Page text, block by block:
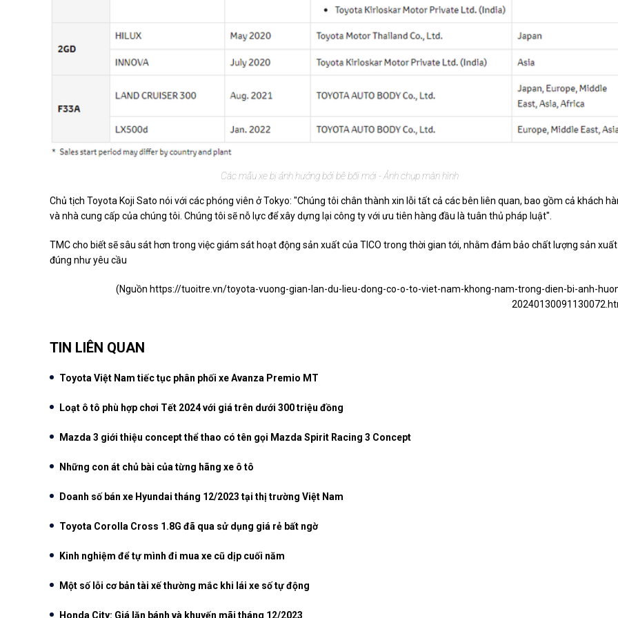
Các mẫu xe bị ảnh hưởng bởi bê bối mới - Ảnh chụp màn hình
Chủ tịch Toyota Koji Sato nói với các phóng viên ở Tokyo: "Chúng tôi chân thành xin lỗi tất cả các bên liên quan, bao gồm cả khách
và nhà cung cấp của chúng tôi. Chúng tôi sẽ nỗ lực để xây dựng lại công ty với ưu tiên hàng đầu là tuân thủ pháp luật".
TMC cho biết sẽ sâu sát hơn trong việc giám sát hoạt động sản xuất của TICO trong thời gian tới, nhằm đảm bảo chất lượng sản xuất
đúng như yêu cầu
(Nguồn https://tuoitre.vn/toyota-vuong-gian-lan-du-lieu-dong-co-o-to-viet-nam-khong-nam-trong-dien-bi-anh-
TIN LIÊN QUAN
Toyota Việt Nam tiếc tục phân phối xe Avanza Premio MT
Loạt ô tô phù hợp chơi Tết 2024 với giá trên dưới 300 triệu đồng
Mazda 3 giới thiệu concept thể thao có tên gọi Mazda Spirit Racing 3 Concept
Những con át chủ bài của từng hãng xe ô tô
Doanh số bán xe Hyundai tháng 12/2023 tại thị trường Việt Nam
Toyota Corolla Cross 1.8G đã qua sử dụng giá rẻ bất ngờ
Kinh nghiệm để tự mình đi mua xe cũ dịp cuối năm
Một số lỗi cơ bản tài xế thường mắc khi lái xe số tự động
Honda City: Giá lăn bánh và khuyến mãi tháng 12/2023